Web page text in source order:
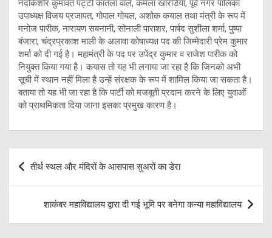
नंदकिशोर कुमावत पट्टी कातला वाले, कमला खारडिया, पूर्व नगर पालिका
उपाध्यक्ष विजय प्रजापत, गोपाल गोयल, अशोक कयाल तथा मंत्री के रूप में
मनोज पारीक, नारायण सबनानी, सोनाली पाराशर, पार्षद सुशीला शर्मा, पुष्पा
बंजारा, चंद्रप्रकाश माली के अलावा कोषाध्यक्ष पद की जिम्मेदारी प्रेम कुमार
शर्मा को दी गई है। महामंत्री के पद पर उपेंद्र कुमार व राजेश पारीक को
नियुक्त किया गया है। कयास तो यह भी लगाया जा रहा है कि जिनको अभी
सूची में स्थान नहीं मिला है उन्हें संरक्षक के रूप में शामिल किया जा सकता है।
बताया तो यह भी जा रहा है कि पार्टी को मजबूती प्रदान करने के लिए युवाओं
को प्राथमिकता दिया जाना इसका प्रमुख कारण है।
Post
navigation
तीर्थ स्थल और मंदिरों के आसपास सुअरों का डेरा
शाकंबर महाविद्यालय द्वारा दी गई भूमि पर बनेगा कन्या महाविद्यालय